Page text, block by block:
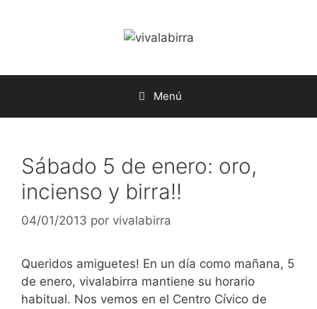
Menú
Sábado 5 de enero: oro,
incienso y birra!!
04/01/2013 por vivalabirra
Queridos amiguetes! En un día como mañana, 5
de enero, vivalabirra mantiene su horario
habitual. Nos vemos en el Centro Cívico de